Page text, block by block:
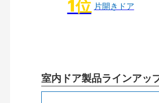
片開きドア
室内ドア製品ラインアッ